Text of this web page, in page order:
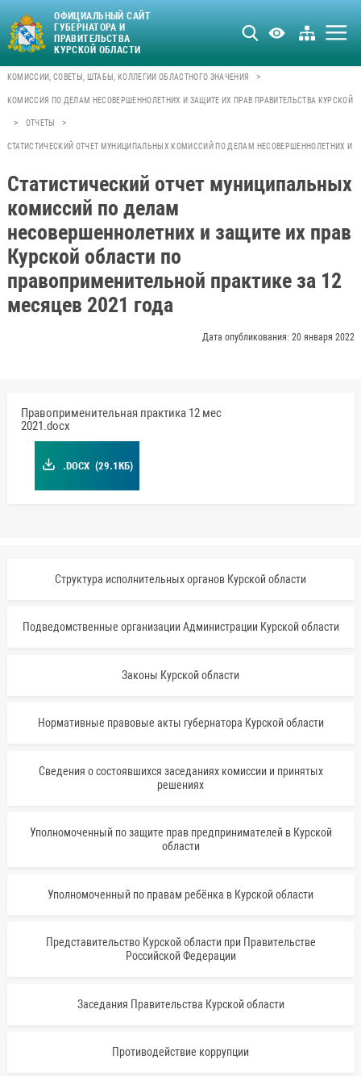
ОФИЦИАЛЬНЫЙ САЙТ
ГУБЕРНАТОРА И
ПРАВИТЕЛЬСТВА
КУРСКОЙ ОБЛАСТИ
КОМИССИИ, СОВЕТЫ, ШТАБЫ, КОЛЛЕГИИ ОБЛАСТНОГО ЗНАЧЕНИЯ >
КОМИССИЯ ПО ДЕЛАМ НЕСОВЕРШЕННОЛЕТНИХ И ЗАЩИТЕ ИХ ПРАВ ПРАВИТЕЛЬСТВА КУРСКОЙ
> ОТЧЕТЫ >
СТАТИСТИЧЕСКИЙ ОТЧЕТ МУНИЦИПАЛЬНЫХ КОМИССИЙ ПО ДЕЛАМ НЕСОВЕРШЕННОЛЕТНИХ И
Статистический отчет муниципальных
комиссий по делам
несовершеннолетних и защите их прав
Курской области по
правоприменительной практике за 12
месяцев 2021 года
Дата опубликования: 20 января 2022
Правоприменительная практика 12 мес
2021.docx
.DOCX (29.1КБ)
Структура исполнительных органов Курской области
Подведомственные организации Администрации Курской области
Законы Курской области
Нормативные правовые акты губернатора Курской области
Сведения о состоявшихся заседаниях комиссии и принятых
решениях
Уполномоченный по защите прав предпринимателей в Курской
области
Уполномоченный по правам ребёнка в Курской области
Представительство Курской области при Правительстве
Российской Федерации
Заседания Правительства Курской области
Противодействие коррупции